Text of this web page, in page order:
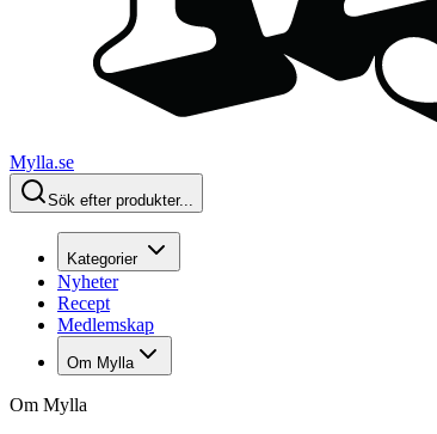
Mylla.se
Sök efter produkter...
Kategorier
Nyheter
Recept
Medlemskap
Om Mylla
Om Mylla